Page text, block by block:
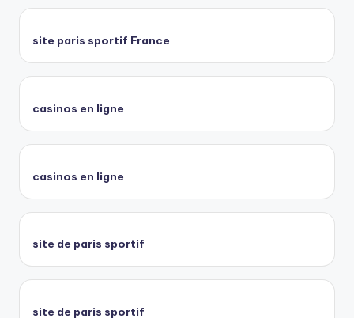
site paris sportif France
casinos en ligne
casinos en ligne
site de paris sportif
site de paris sportif